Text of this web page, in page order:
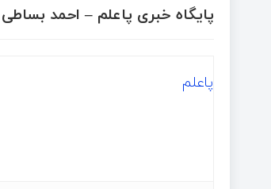
پایگاه خبری پاعلم – احمد
پاعلم